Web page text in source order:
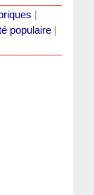
populaire